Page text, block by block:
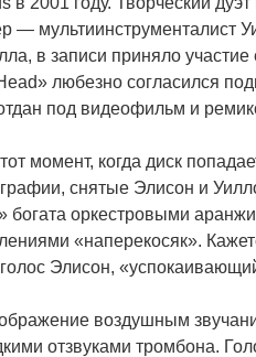
— мультиинструменталист
в записи приняло
любезно согласился
под видеофильм и
момент, когда диск
снятые Элисон и
богата оркестровыми
«наперекосяк».
Элисон,
воздушным
отзвуками тромбона.